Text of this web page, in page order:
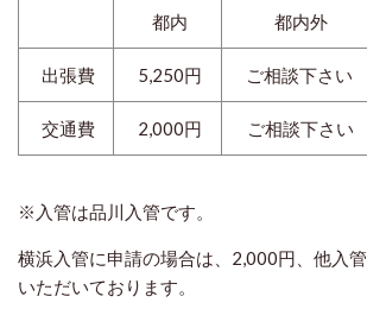
都内 都内外
出張費 5,250円 ご相談下さい
交通費 2,000円 ご相談下さい
※入管は品川入管です。
横浜入管に申請の場合は、2,000円、他入
いただいております。